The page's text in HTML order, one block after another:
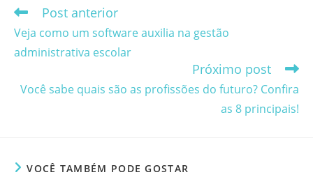
Leia
artigos
Post anterior
Veja como um software auxilia na gestão
administrativa escolar
Próximo post
Você sabe quais são as profissões do futuro? Confira
as 8 principais!
VOCÊ TAMBÉM PODE GOSTAR